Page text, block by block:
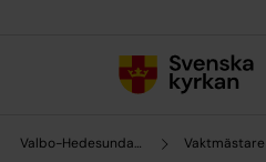
Valbo-Hedesunda pastorat Vaktmästare